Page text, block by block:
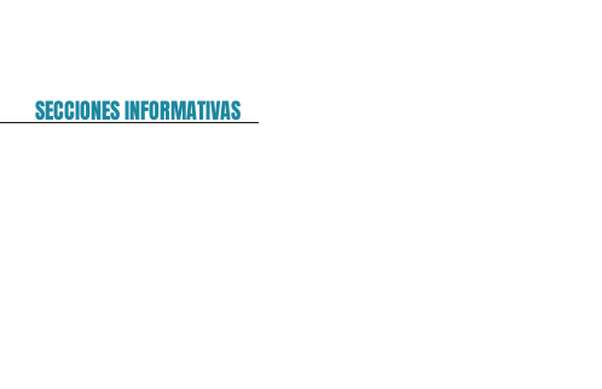
SECCIONES INFORMATIVAS